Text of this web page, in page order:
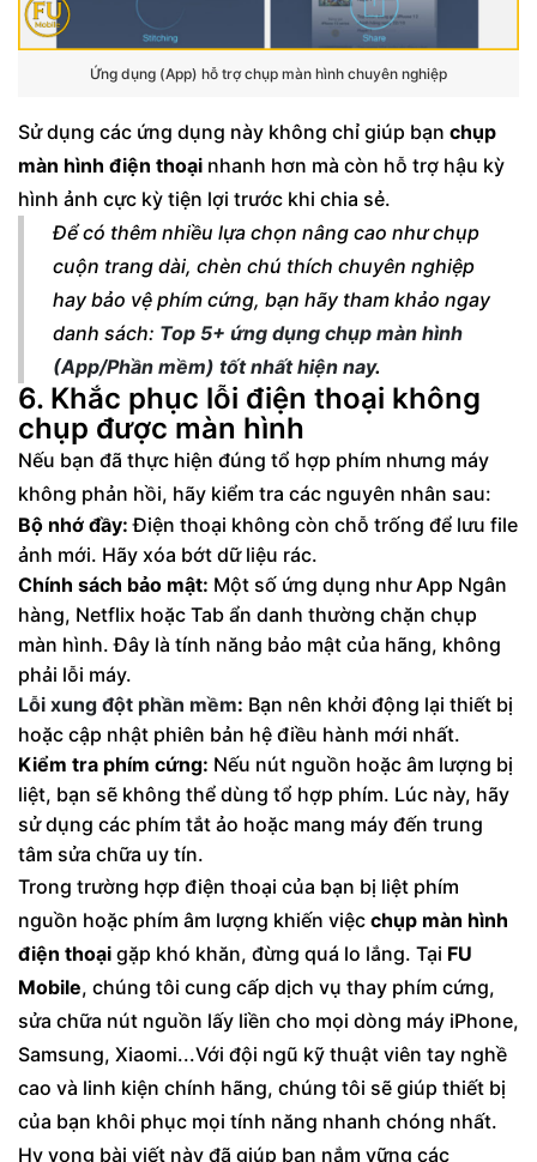
Ứng dụng (App) hỗ trợ chụp màn hình chuyên nghiệp
Sử dụng các ứng dụng này không chỉ giúp bạn chụp
màn hình điện thoại nhanh hơn mà còn hỗ trợ hậu kỳ
hình ảnh cực kỳ tiện lợi trước khi chia sẻ.
Để có thêm nhiều lựa chọn nâng cao như chụp
cuộn trang dài, chèn chú thích chuyên nghiệp
hay bảo vệ phím cứng, bạn hãy tham khảo ngay
danh sách: Top 5+ ứng dụng chụp màn hình
(App/Phần mềm) tốt nhất hiện nay.
6. Khắc phục lỗi điện thoại không
chụp được màn hình
Nếu bạn đã thực hiện đúng tổ hợp phím nhưng máy
không phản hồi, hãy kiểm tra các nguyên nhân sau:
Bộ nhớ đầy: Điện thoại không còn chỗ trống để lưu file
ảnh mới. Hãy xóa bớt dữ liệu rác.
Chính sách bảo mật: Một số ứng dụng như App Ngân
hàng, Netflix hoặc Tab ẩn danh thường chặn chụp
màn hình. Đây là tính năng bảo mật của hãng, không
phải lỗi máy.
Lỗi xung đột phần mềm: Bạn nên khởi động lại thiết bị
hoặc cập nhật phiên bản hệ điều hành mới nhất.
Kiểm tra phím cứng: Nếu nút nguồn hoặc âm lượng bị
liệt, bạn sẽ không thể dùng tổ hợp phím. Lúc này, hãy
sử dụng các phím tắt ảo hoặc mang máy đến trung
tâm sửa chữa uy tín.
Trong trường hợp điện thoại của bạn bị liệt phím
nguồn hoặc phím âm lượng khiến việc chụp màn hình
điện thoại gặp khó khăn, đừng quá lo lắng. Tại FU
Mobile, chúng tôi cung cấp dịch vụ thay phím cứng,
sửa chữa nút nguồn lấy liền cho mọi dòng máy iPhone,
Samsung, Xiaomi...Với đội ngũ kỹ thuật viên tay nghề
cao và linh kiện chính hãng, chúng tôi sẽ giúp thiết bị
của bạn khôi phục mọi tính năng nhanh chóng nhất.
Hy vọng bài viết này đã giúp bạn nắm vững các